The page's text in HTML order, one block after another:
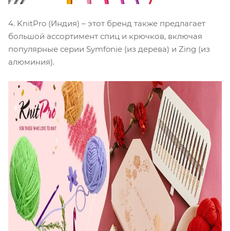
4. KnitPro (Индия) – этот бренд также предлагает
большой ассортимент спиц и крючков, включая
популярные серии Symfonie (из дерева) и Zing (из
алюминия).